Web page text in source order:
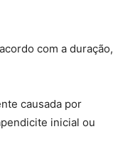
com a duração,
causada por
inicial ou